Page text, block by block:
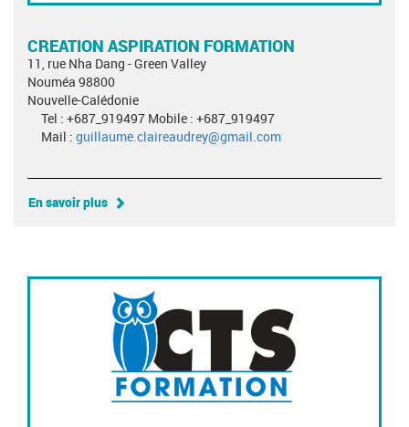
CREATION ASPIRATION FORMATION
11, rue Nha Dang - Green Valley
Nouméa 98800
Nouvelle-Calédonie
Tel : +687_919497 Mobile : +687_919497
Mail : guillaume.claireaudrey@gmail.com
En savoir plus